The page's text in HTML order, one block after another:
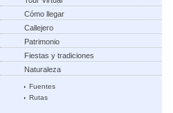
Cómo llegar
Callejero
Patrimonio
Fiestas y tradiciones
Naturaleza
Fuentes
Rutas